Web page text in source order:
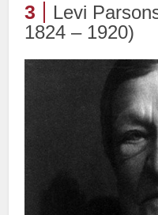
3
Levi
1824 – 1920)